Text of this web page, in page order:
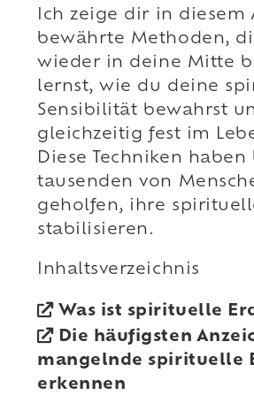
Ich zeige dir in diesem
bewährte Methoden,
wieder in deine Mitte
lernst, wie du deine
Sensibilität bewahrst
gleichzeitig fest im
Diese Techniken haben
tausenden von
geholfen, ihre
stabilisieren.
Inhaltsverzeichnis
Was ist spirituelle
Die häufigsten
mangelnde spirituelle
erkennen